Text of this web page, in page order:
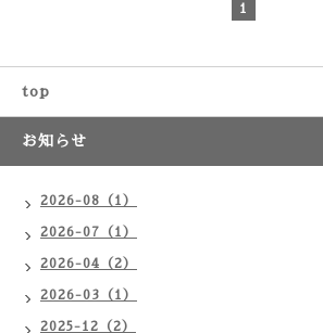
1
top
お知らせ
2026-08（1）
2026-07（1）
2026-04（2）
2026-03（1）
2025-12（2）